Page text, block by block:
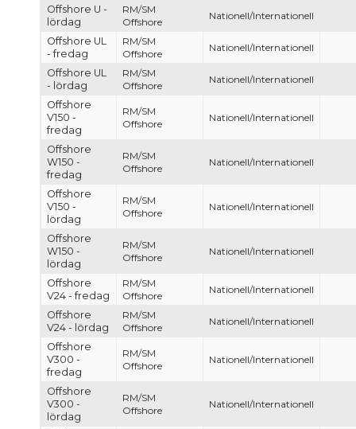
Offshore U -
lördag
RM/SM
Offshore
Nationell/Internationell
Offshore UL
- fredag
RM/SM
Offshore
Nationell/Internationell
Offshore UL
- lördag
RM/SM
Offshore
Nationell/Internationell
Offshore
V150 -
fredag
RM/SM
Offshore
Nationell/Internationell
Offshore
W150 -
fredag
RM/SM
Offshore
Nationell/Internationell
Offshore
V150 -
lördag
RM/SM
Offshore
Nationell/Internationell
Offshore
W150 -
lördag
RM/SM
Offshore
Nationell/Internationell
Offshore
V24 - fredag
RM/SM
Offshore
Nationell/Internationell
Offshore
V24 - lördag
RM/SM
Offshore
Nationell/Internationell
Offshore
V300 -
fredag
RM/SM
Offshore
Nationell/Internationell
Offshore
V300 -
lördag
RM/SM
Offshore
Nationell/Internationell